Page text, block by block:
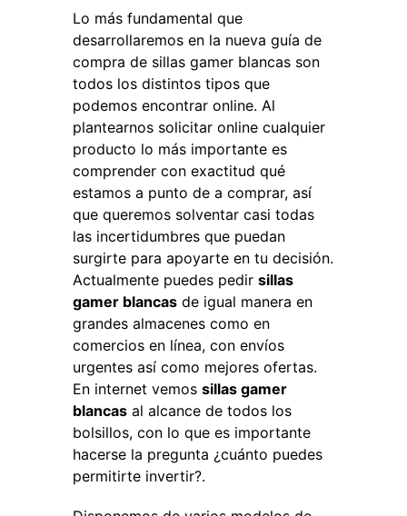
Lo más fundamental que
desarrollaremos en la nueva guía de
compra de sillas gamer blancas son
todos los distintos tipos que
podemos encontrar online. Al
plantearnos solicitar online cualquier
producto lo más importante es
comprender con exactitud qué
estamos a punto de a comprar, así
que queremos solventar casi todas
las incertidumbres que puedan
surgirte para apoyarte en tu decisión.
Actualmente puedes pedir sillas
gamer blancas de igual manera en
grandes almacenes como en
comercios en línea, con envíos
urgentes así como mejores ofertas.
En internet vemos sillas gamer
blancas al alcance de todos los
bolsillos, con lo que es importante
hacerse la pregunta ¿cuánto puedes
permitirte invertir?.